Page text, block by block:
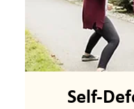
Self-